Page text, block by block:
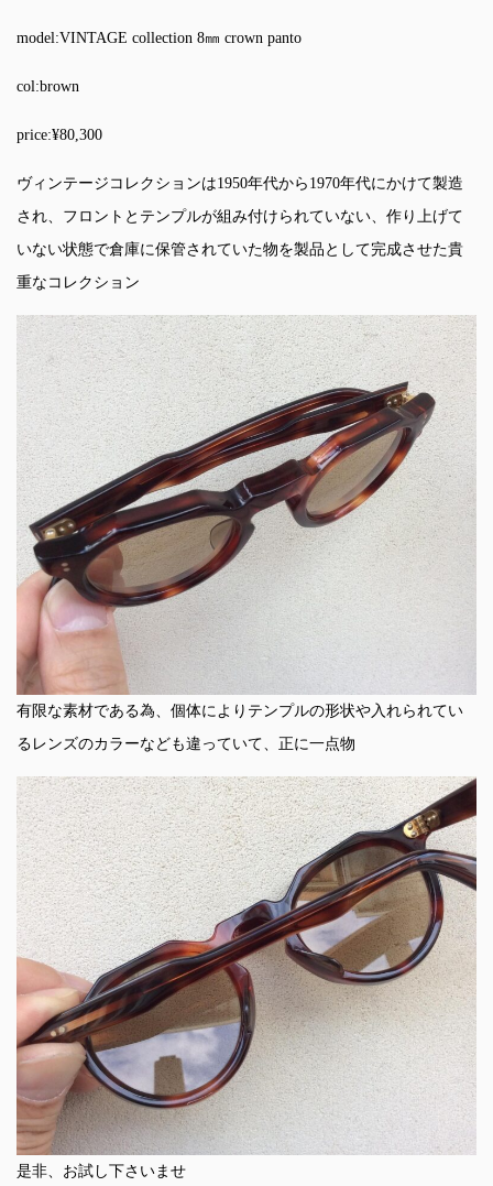
model:VINTAGE collection 8㎜ crown panto
col:brown
price:¥80,300
ヴィンテージコレクションは1950年代から1970年代にかけて製造
され、フロントとテンプルが組み付けられていない、作り上げて
いない状態で倉庫に保管されていた物を製品として完成させた貴
重なコレクション
有限な素材である為、個体によりテンプルの形状や入れられてい
るレンズのカラーなども違っていて、正に一点物
是非、お試し下さいませ